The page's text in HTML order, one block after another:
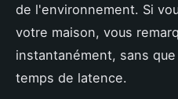
de l'environnement. Si
votre maison, vous
instantanément, sans
temps de latence.